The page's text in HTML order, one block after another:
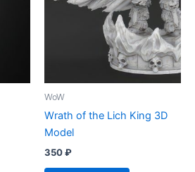
WoW
Wrath of the Lich King 3D
Model
350₽